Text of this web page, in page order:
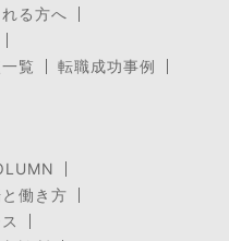
る方へ
覧
転職成功事例
働き方